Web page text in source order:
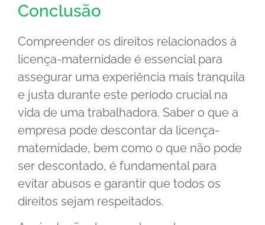
Conclusão
Compreender os direitos relacionados à
licença-maternidade é essencial para
assegurar uma experiência mais tranquila
e justa durante este período crucial na
vida de uma trabalhadora. Saber o que a
empresa pode descontar da licença-
maternidade, bem como o que não pode
ser descontado, é fundamental para
evitar abusos e garantir que todos os
direitos sejam respeitados.